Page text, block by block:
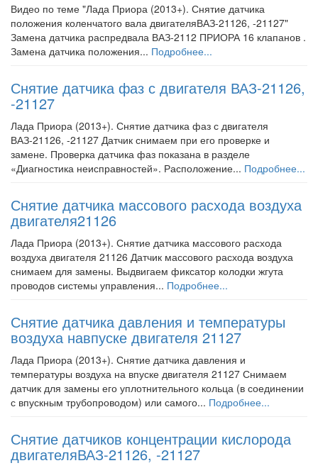
Видео по теме "Лада Приора (2013+). Снятие датчика
положения коленчатого вала двигателяВАЗ-21126, -21127"
Замена датчика распредвала ВАЗ-2112 ПРИОРА 16 клапанов .
Замена датчика положения... Подробнее...
Снятие датчика фаз с двигателя ВАЗ-21126,
-21127
Лада Приора (2013+). Снятие датчика фаз с двигателя
ВАЗ-21126, -21127 Датчик снимаем при его проверке и
замене. Проверка датчика фаз показана в разделе
«Диагностика неисправностей». Расположение... Подробнее...
Снятие датчика массового расхода воздуха
двигателя21126
Лада Приора (2013+). Снятие датчика массового расхода
воздуха двигателя 21126 Датчик массового расхода воздуха
снимаем для замены. Выдвигаем фиксатор колодки жгута
проводов системы управления... Подробнее...
Снятие датчика давления и температуры
воздуха навпуске двигателя 21127
Лада Приора (2013+). Снятие датчика давления и
температуры воздуха на впуске двигателя 21127 Снимаем
датчик для замены его уплотнительного кольца (в соединении
с впускным трубопроводом) или самого... Подробнее...
Снятие датчиков концентрации кислорода
двигателяВАЗ-21126, -21127